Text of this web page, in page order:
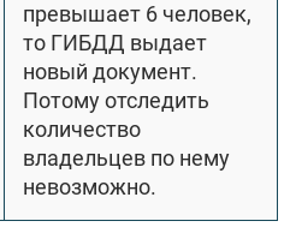
превышает 6 человек,
то ГИБДД выдает
новый документ.
Потому отследить
количество
владельцев по нему
невозможно.